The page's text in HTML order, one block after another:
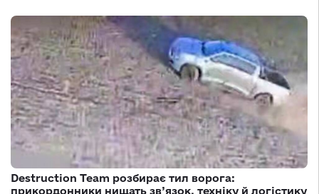
Destruction Team розбирає тил ворога:
прикордонники нищать зв’язок, техніку й логістику